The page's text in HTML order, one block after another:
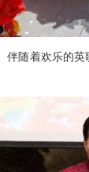
伴随着欢乐的